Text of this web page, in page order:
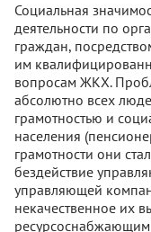
Социальная
деятельности по
граждан,
им
вопросам ЖКХ.
абсолютно всех
грамотностью и
населения
грамотности они
бездействие
управляющей
некачественное их